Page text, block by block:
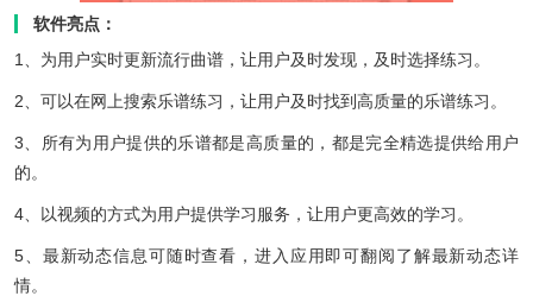
软件亮点：
1、为用户实时更新流行曲谱，让用户及时发现，及时选择练习。
2、可以在网上搜索乐谱练习，让用户及时找到高质量的乐谱练习。
3、所有为用户提供的乐谱都是高质量的，都是完全精选提供给用户
的。
4、以视频的方式为用户提供学习服务，让用户更高效的学习。
5、最新动态信息可随时查看，进入应用即可翻阅了解最新动态详
情。